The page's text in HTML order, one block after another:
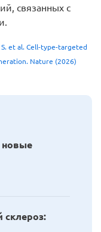
связанных с
et al. Cell-type-targeted
Nature (2026)
новые